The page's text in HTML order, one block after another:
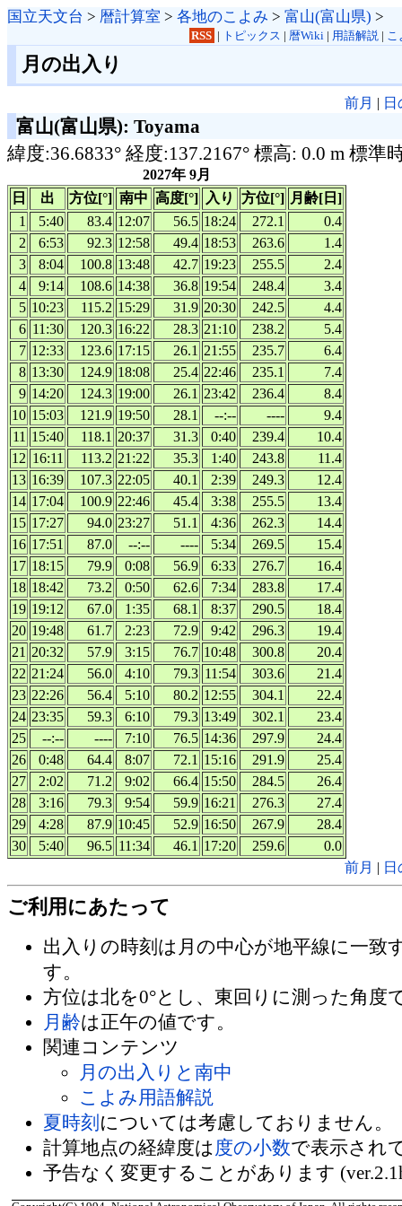
国立天文台 > 暦計算室 > 各地のこよみ > 富山(富山県) >
RSS | トピックス | 暦Wiki| 用語解説| こ
月の出入り
前月 |
富山(富山県): Toyama
緯度:36.6833° 経度:137.2167° 標高: 0.0 m 標準
2027年 9月
日
出 方位[°] 南中 高度[°] 入り 方位[°] 月齢[日]
1
5:40 83.4 12:07 56.5 18:24 272.1
0.4
2
6:53 92.3 12:58 49.4 18:53 263.6
1.4
3
8:04 100.8 13:48 42.7 19:23 255.5
2.4
4
9:14 108.6 14:38 36.8 19:54 248.4
3.4
5 10:23 115.2 15:29 31.9 20:30 242.5
4.4
6 11:30 120.3 16:22 28.3 21:10 238.2
5.4
7 12:33 123.6 17:15 26.1 21:55 235.7
6.4
8 13:30 124.9 18:08 25.4 22:46 235.1
7.4
9 14:20 124.3 19:00 26.1 23:42 236.4
8.4
10 15:03 121.9 19:50 28.1 --:-- ----
9.4
11 15:40 118.1 20:37 31.3 0:40 239.4
10.4
12 16:11 113.2 21:22 35.3 1:40 243.8
11.4
13 16:39 107.3 22:05 40.1 2:39 249.3
12.4
14 17:04 100.9 22:46 45.4 3:38 255.5
13.4
15 17:27 94.0 23:27 51.1 4:36 262.3
14.4
16 17:51 87.0 --:-- ---- 5:34 269.5
15.4
17 18:15 79.9 0:08 56.9 6:33 276.7
16.4
18 18:42 73.2 0:50 62.6 7:34 283.8
17.4
19 19:12 67.0 1:35 68.1 8:37 290.5
18.4
20 19:48 61.7 2:23 72.9 9:42 296.3
19.4
21 20:32 57.9 3:15 76.7 10:48 300.8
20.4
22 21:24 56.0 4:10 79.3 11:54 303.6
21.4
23 22:26 56.4 5:10 80.2 12:55 304.1
22.4
24 23:35 59.3 6:10 79.3 13:49 302.1
23.4
25
--:-- ---- 7:10 76.5 14:36 297.9
24.4
26
0:48 64.4 8:07 72.1 15:16 291.9
25.4
27
2:02 71.2 9:02 66.4 15:50 284.5
26.4
28
3:16 79.3 9:54 59.9 16:21 276.3
27.4
29
4:28 87.9 10:45 52.9 16:50 267.9
28.4
30
5:40 96.5 11:34 46.1 17:20 259.6
0.0
前月 |
ご利用にあたって
出入りの時刻は月の中心が地平線に一致
す。
方位は北を0°とし、東回りに測った角度
月齢は正午の値です。
関連コンテンツ
月の出入りと南中
こよみ用語解説
夏時刻 については考慮しておりません。
計算地点の経緯度は 度の小数で表示され
予告なく変更することがあります